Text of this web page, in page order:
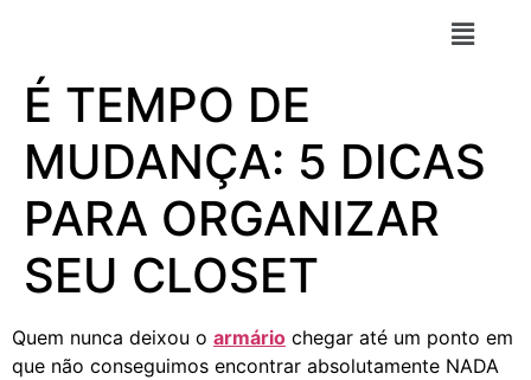
É TEMPO DE
MUDANÇA: 5 DICAS
PARA ORGANIZAR
SEU CLOSET
Quem nunca deixou o armário chegar até um ponto em
que não conseguimos encontrar absolutamente NADA